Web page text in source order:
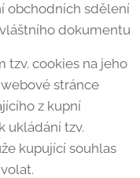
obchodních sdělení
dokumentu
tzv. cookies na jeho
stránce
z kupní
ukládání tzv.
kupující souhlas